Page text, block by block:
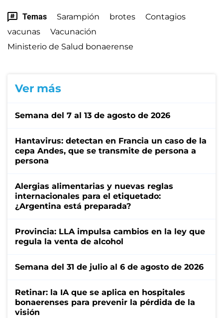
Temas Sarampión brotes
Contagios
vacunas
Vacunación
Ministerio de Salud bonaerense
Ver más
Semana del 7 al 13 de agosto de 2026
Hantavirus: detectan en Francia un caso de la
cepa Andes, que se transmite de persona a
persona
Alergias alimentarias y nuevas reglas
internacionales para el etiquetado:
¿Argentina está preparada?
Provincia: LLA impulsa cambios en la ley que
regula la venta de alcohol
Semana del 31 de julio al 6 de agosto de 2026
Retinar: la IA que se aplica en hospitales
bonaerenses para prevenir la pérdida de la
visión